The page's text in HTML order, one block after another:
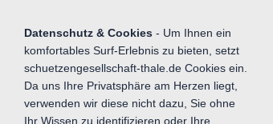
Website, die für mobile Geräte optimiert wurde.
Zur Desktop-Version
Hinweis nicht mehr anzeigen
Datenschutz & Cookies - Um Ihnen ein
komfortables Surf-Erlebnis zu bieten, setzt
schuetzengesellschaft-thale.de Cookies ein.
Da uns Ihre Privatsphäre am Herzen liegt,
verwenden wir diese nicht dazu, Sie ohne
Ihr Wissen zu identifizieren oder Ihre